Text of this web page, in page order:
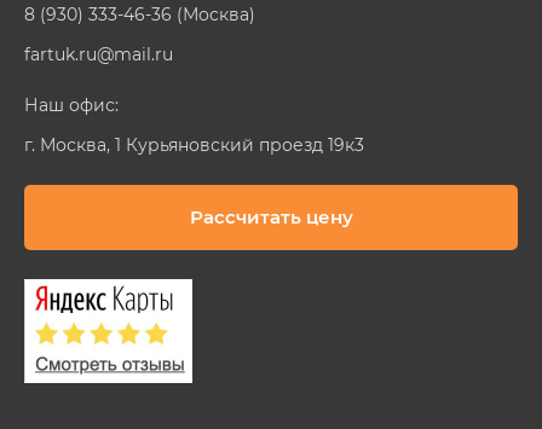
8 (930) 333-46-36 (Москва)
fartuk.ru@mail.ru
Наш офис:
г. Москва, 1 Курьяновский проезд 19к3
Рассчитать цену